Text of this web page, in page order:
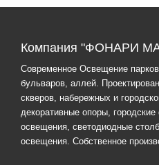
Компания "ФОНАРИ
Современное Освещение
бульваров, аллей.
скверов, набережных и
декоративные опоры,
освещения, светодиодные
освещения. Собственное